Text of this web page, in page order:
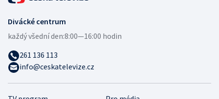
Divácké centrum
každý všední den:8:00—16:00 hodin
261 136 113
info@ceskatelevize.cz